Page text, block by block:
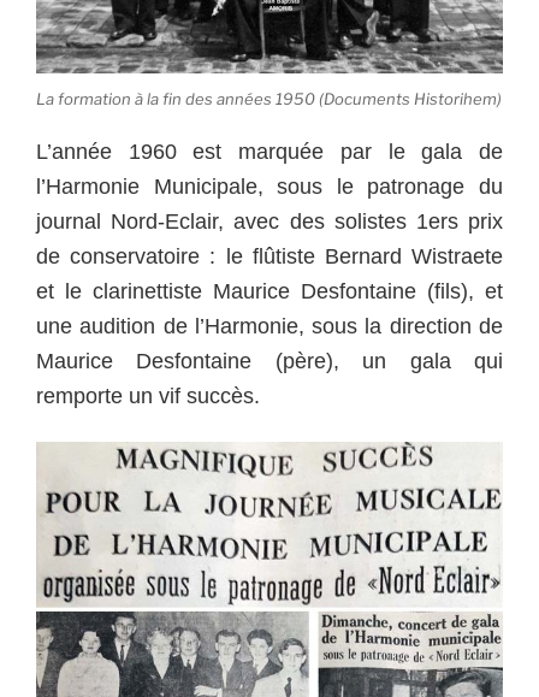
La formation à la fin des années 1950 (Documents Historihem)
L’année 1960 est marquée par le gala de
l’Harmonie Municipale, sous le patronage du
journal Nord-Eclair, avec des solistes 1ers prix
de conservatoire : le flûtiste Bernard Wistraete
et le clarinettiste Maurice Desfontaine (fils), et
une audition de l’Harmonie, sous la direction de
Maurice Desfontaine (père), un gala qui
remporte un vif succès.